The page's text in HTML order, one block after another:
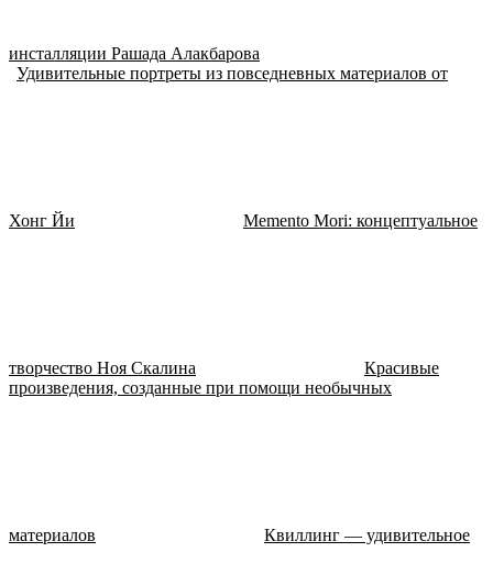
инсталляции Рашада Алакбарова
Удивительные портреты из повседневных материалов от
Хонг Йи Memento Mori: концептуальное
творчество Ноя Скалина
Красивые
произведения, созданные при помощи необычных
материалов Квиллинг — удивительное